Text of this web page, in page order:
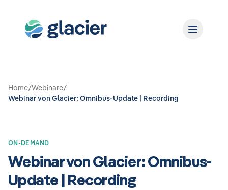
Home/Webinare/
Webinar von Glacier: Omnibus-Update | Recording
ON-DEMAND
Webinar von Glacier: Omnibus-
Update | Recording